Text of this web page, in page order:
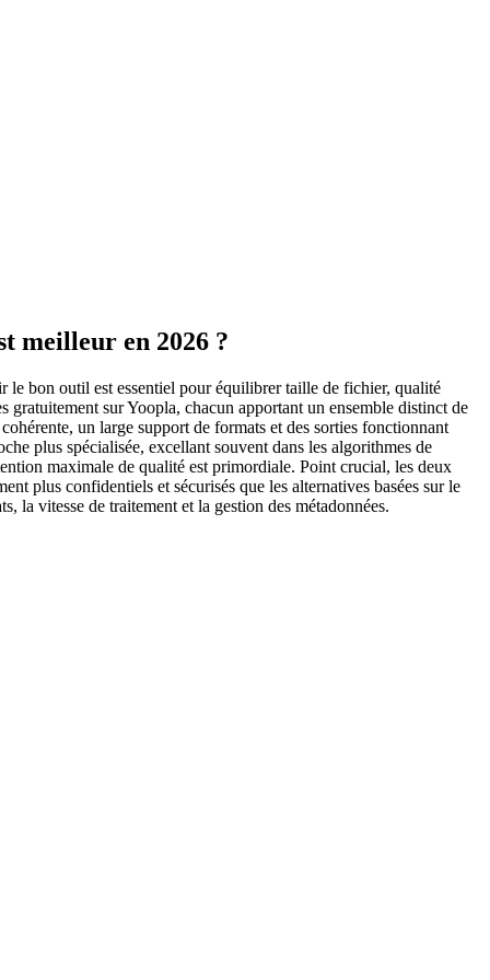
meilleur en 2026 ?
bon outil est essentiel pour équilibrer taille de fichier, qualité
sur Yoopla, chacun apportant un ensemble distinct de
un large support de formats et des sorties fonctionnant
plus spécialisée, excellant souvent dans les algorithmes de
maximale de qualité est primordiale. Point crucial, les deux
plus confidentiels et sécurisés que les alternatives basées sur le
la vitesse de traitement et la gestion des métadonnées.